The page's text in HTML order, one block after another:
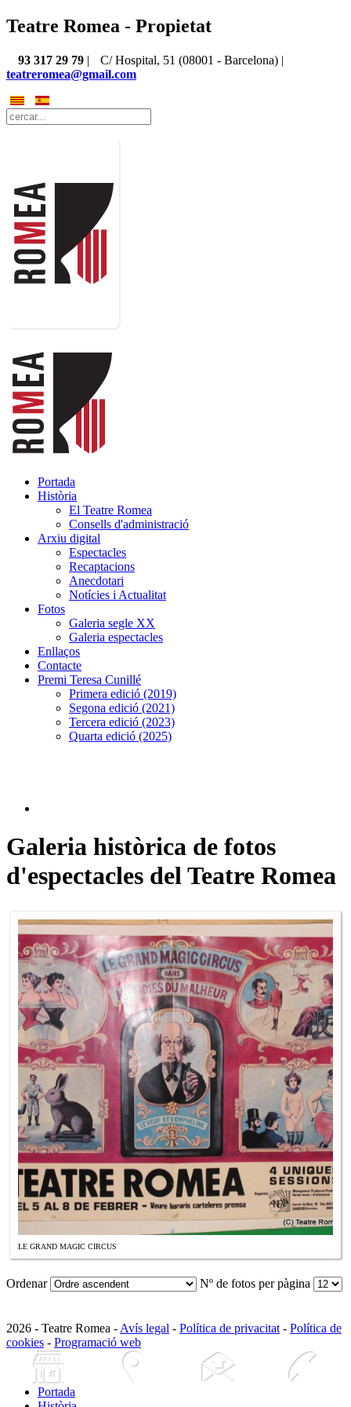
Teatre Romea - Propietat
93 317 29 79 |
C/ Hospital, 51 (08001 - Barcelona) |
teatreromea@gmail.com
Portada
Història
El Teatre Romea
Consells d'administració
Arxiu digital
Espectacles
Recaptacions
Anecdotari
Notícies i Actualitat
Fotos
Galeria segle XX
Galeria espectacles
Enllaços
Contacte
Premi Teresa Cunillé
Primera edició (2019)
Segona edició (2021)
Tercera edició (2023)
Quarta edició (2025)
Galeria històrica de fotos
d'espectacles del Teatre Romea
LE GRAND MAGIC CIRCUS
Ordenar Nº de fotos per pàgina
2026 - Teatre Romea - Avís legal - Política de privacitat - Política de
cookies - Programació web
Portada